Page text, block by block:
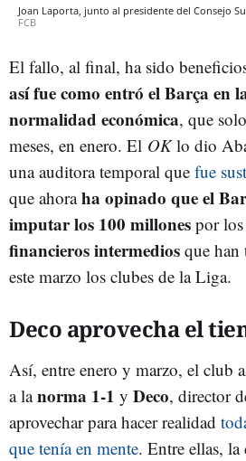
Joan Laporta, junto al presidente del Consejo
FCB
El fallo, al final, ha sido
así fue como entró el Barça en
normalidad económica, que
meses, en enero. El OKlo dio
una auditora temporal que fue
que ahoraha opinado que el
imputar los 100 millones por
financieros intermedios que han
este marzo los clubes de la Liga.
Deco aprovecha el
Así, entre enero y marzo, el club
a lanorma 1-1 y Deco, director
aprovechar para hacer realidad
que tenía en mente. Entre ellas, la